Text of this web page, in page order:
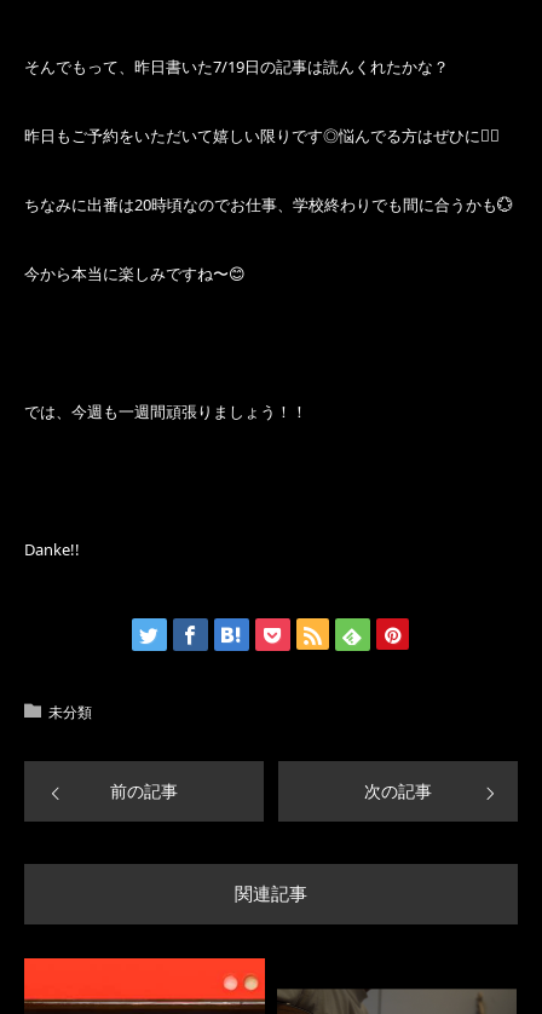
そんでもって、昨日書いた7/19日の記事は読んくれたかな？
昨日もご予約をいただいて嬉しい限りです◎悩んでる方はぜひに🙆‍♂️
ちなみに出番は20時頃なのでお仕事、学校終わりでも間に合うかも💮
今から本当に楽しみですね〜😊
では、今週も一週間頑張りましょう！！
Danke!!
未分類
前の記事 次の記事
関連記事